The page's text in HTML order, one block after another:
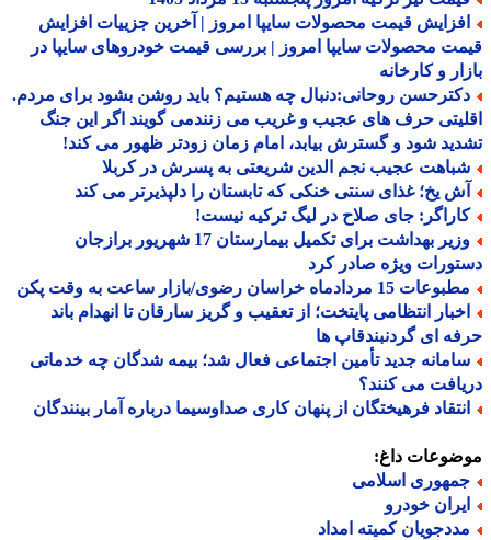
قیمت محصولات سایپا امروز | آخرین جزییات افزایش
محصولات سایپا امروز | بررسی قیمت خودروهای سایپا در
و کارخانه
روحانی:دنبال چه هستیم؟ باید روشن بشود برای مردم.
حرف های عجیب و غریب می زنندمی گویند اگر این جنگ
شود و گسترش بیابد، امام زمان زودتر ظهور می کند!
عجیب نجم الدین شریعتی به پسرش در کربلا
یخ؛ غذای سنتی خنکی که تابستان را دلپذیرتر می کند
جای صلاح در لیگ ترکیه نیست!
وزیر بهداشت برای تکمیل بیمارستان 17 شهریور برازجان
ویژه صادر کرد
15 مردادماه خراسان رضوی/بازار ساعت به وقت پکن
انتظامی پایتخت؛ از تعقیب و گریز سارقان تا انهدام باند
ای گردنبندقاپ ها
جدید تأمین اجتماعی فعال شد؛ بیمه شدگان چه خدماتی
می کنند؟
فرهیختگان از پنهان کاری صداوسیما درباره آمار بینندگان
داغ:
اسلامی
خودرو
کمیته امداد